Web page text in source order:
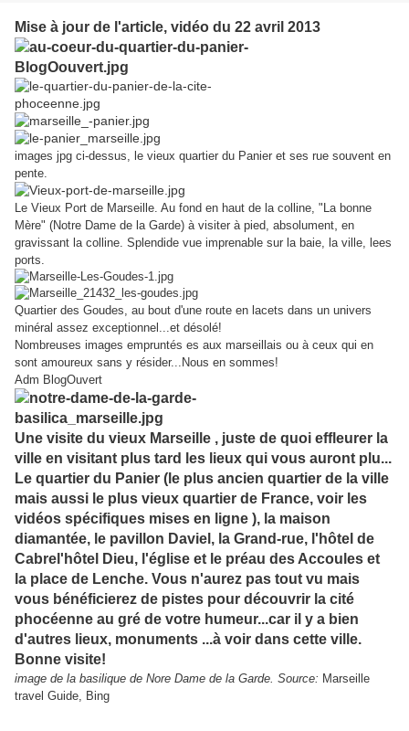
Mise à jour de l'article, vidéo du 22 avril 2013
images jpg ci-dessus, le vieux quartier du Panier et ses rue souvent en
pente.
Le Vieux Port de Marseille. Au fond en haut de la colline, "La bonne
Mère" (Notre Dame de la Garde) à visiter à pied, absolument en
gravissant la colline. Splendide vue imprenable sur la baie, la ville, lees
ports.
Quartier des Goudes, au bout d'une route en lacets dans un univers
minéral assez exceptionnel...et désolé!
Nombreuses images empruntés es aux marseillais ou à ceux qui en
sont amoureux sans y résider...Nous en sommes!
Adm BlogOuvert
Une visite du vieux Marseille , juste de quoi effleurer la
ville en visitant plus tard les lieux qui vous auront plu...
Le quartier du Panier (le plus ancien quartier de la ville
mais aussi le plus vieux quartier de France, voir les
vidéos spécifiques mises en ligne ), la maison
diamantée, le pavillon Daviel, la Grand-rue, l'hôtel de
Cabrel'hôtel Dieu, l'église et le préau des Accoules et
la place de Lenche. Vous n'aurez pas tout vu mais
vous bénéficierez de pistes pour découvrir la cité
phocéenne au gré de votre humeur...car il y a bien
d'autres lieux, monuments ...à voir dans cette ville.
Bonne visite!
image de la basilique de Nore Dame de la Garde. Source: Marseille
travel Guide, Bing